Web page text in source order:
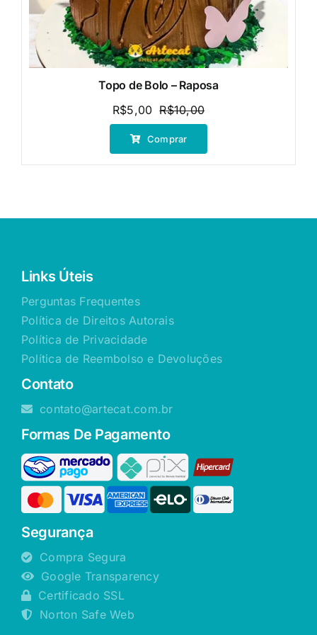
Topo de Bolo – Raposa
R$10,00O
preço
era:
R$5,00
O
preço
é:
Comprar
Links Úteis
Perguntas Frequentes
Política de Direitos Autorais
Política de Privacidade
Política de Reembolso e Devoluções
Contato
contato@artecat.com.br
Formas De Pagamento
Segurança
Compra Segura
Google Transparency
Certificado SSL
Norton Safe Web